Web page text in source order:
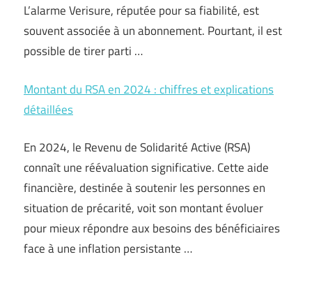
L’alarme Verisure, réputée pour sa fiabilité, est
souvent associée à un abonnement. Pourtant, il est
possible de tirer parti …
Montant du RSA en 2024 : chiffres et explications
détaillées
En 2024, le Revenu de Solidarité Active (RSA)
connaît une réévaluation significative. Cette aide
financière, destinée à soutenir les personnes en
situation de précarité, voit son montant évoluer
pour mieux répondre aux besoins des bénéficiaires
face à une inflation persistante …